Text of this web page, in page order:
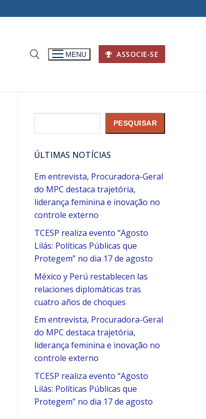
MENU ASSOCIE-SE
PESQUISAR
ÚLTIMAS NOTÍCIAS
Em entrevista, Procuradora-Geral
do MPC destaca trajetória,
liderança feminina e inovação no
controle externo
TCESP realiza evento “Agosto
Lilás: Políticas Públicas que
Protegem” no dia 17 de agosto
México y Perú restablecen las
relaciones diplomáticas tras
cuatro años de choques
Em entrevista, Procuradora-Geral
do MPC destaca trajetória,
liderança feminina e inovação no
controle externo
TCESP realiza evento “Agosto
Lilás: Políticas Públicas que
Protegem” no dia 17 de agosto